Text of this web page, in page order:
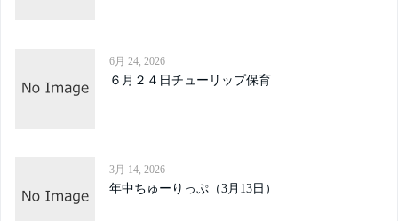
6月 24, 2026
６月２４日チューリップ保育
3月 14, 2026
年中ちゅーりっぷ（3月13日）